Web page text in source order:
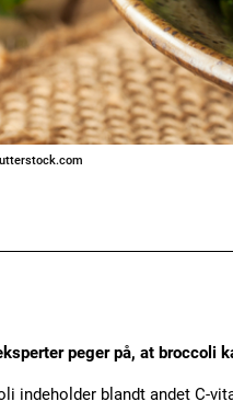
peger på, at broccoli
indeholder blandt andet C-